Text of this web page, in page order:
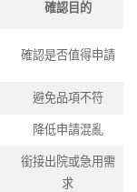
確認目的
確認是否值得申請
避免品項不符
降低申請混亂
銜接出院或急用需
求